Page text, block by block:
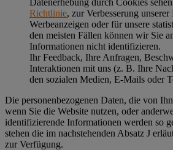
Richtlinie, zur Verbesserung unserer
Werbeanzeigen oder für unsere
den meisten Fällen können wir Sie
Informationen nicht identifizieren.
Ihr Feedback, Ihre Anfragen,
Interaktionen mit uns (z. B. Ihre
den sozialen Medien, E-Mails oder
Die personenbezogenen Daten, die von
wenn Sie die Website nutzen, oder
identifizierende Informationen werden so
stehen die im nachstehenden Absatz J
zur Verfügung.